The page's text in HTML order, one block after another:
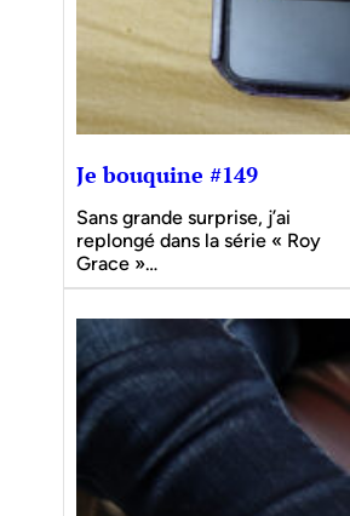
Je bouquine #149
Sans grande surprise, j’ai
replongé dans la série « Roy
Grace »…